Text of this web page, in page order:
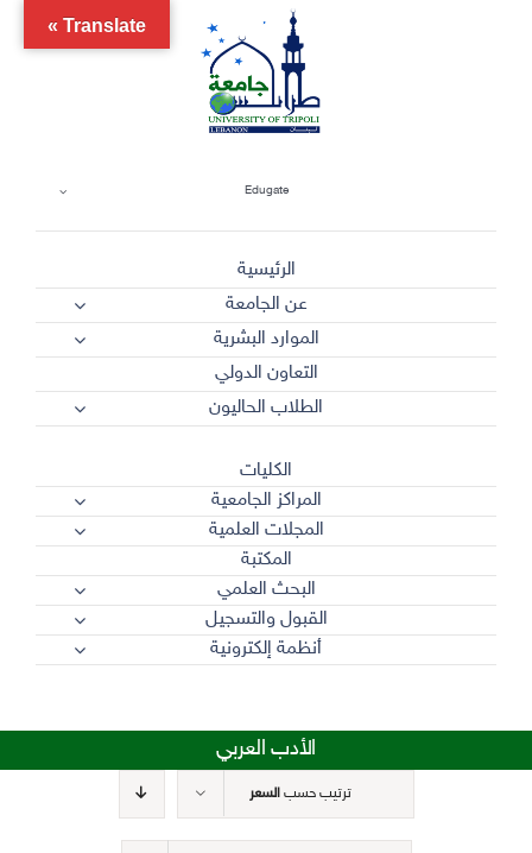
Edugate
الرئيسية
عن الجامعة
الموارد البشرية
التعاون الدولي
الطلاب الحاليون
الكليات
المراكز الجامعية
المجلات العلمية
المكتبة
البحث العلمي
القبول والتسجيل
أنظمة إلكترونية
الأدب العربي
ترتيب حسبالسعر
Translate »